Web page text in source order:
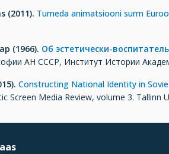
(2011). Tumeda animatsiooni surm
(1966). Об эстетически-
АН СССР, Институт Истории
Constructing National Identity in
Screen Media Review, volume 3. Tallinn